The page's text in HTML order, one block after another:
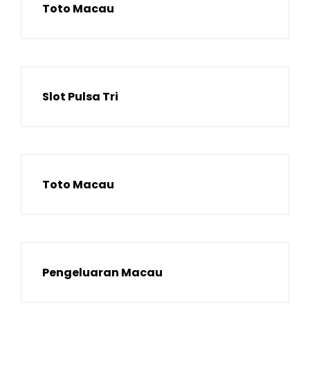
Toto Macau
Slot Pulsa Tri
Toto Macau
Pengeluaran Macau